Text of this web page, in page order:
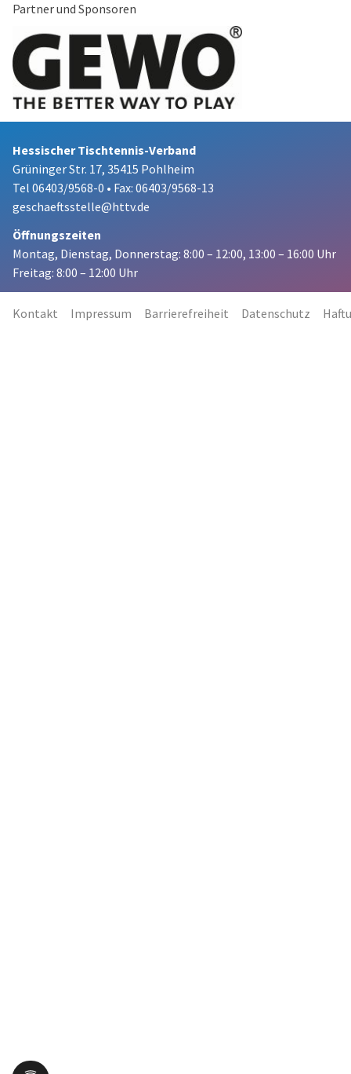
Partner und Sponsoren
Hessischer Tischtennis-Verband
Grüninger Str. 17, 35415 Pohlheim
Tel 06403/9568-0 • Fax: 06403/9568-13
geschaeftsstelle@httv.de
Öffnungszeiten
Montag, Dienstag, Donnerstag: 8:00 – 12:00, 13:00 – 16:00 Uhr
Freitag: 8:00 – 12:00 Uhr
Kontakt Impressum Barrierefreiheit Datenschutz